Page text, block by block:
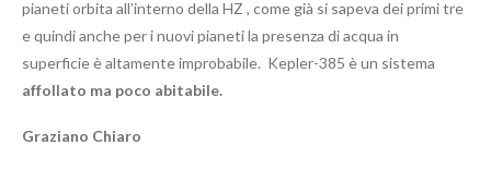
pianeti orbita all’interno della HZ , come già si sapeva dei primi tre
e quindi anche per i nuovi pianeti la presenza di acqua in
superficie è altamente improbabile. Kepler-385 è un sistema
affollato ma poco abitabile.
Graziano Chiaro